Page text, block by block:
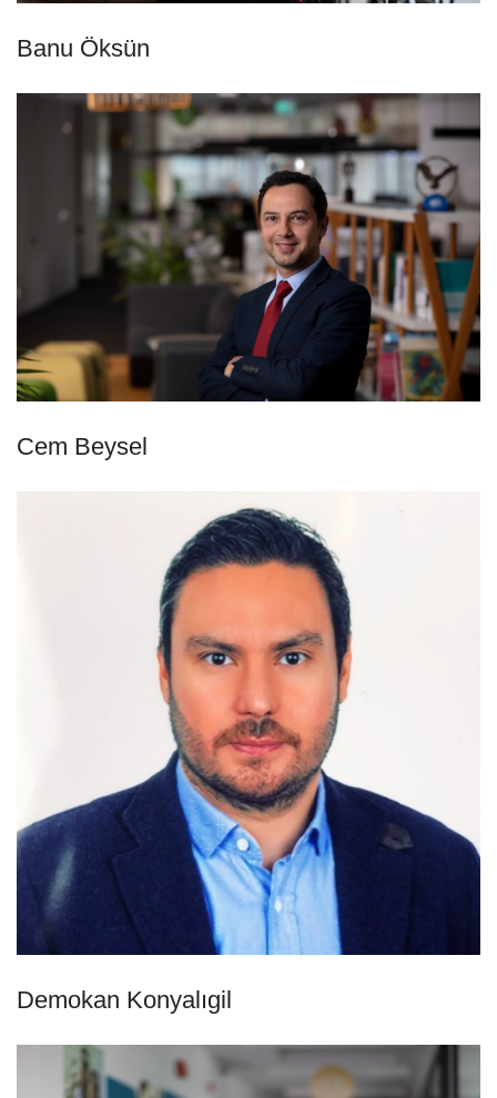
Banu Öksün
Cem Beysel
Demokan Konyalıgil